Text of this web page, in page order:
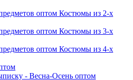
Костюмы из 2-х
Костюмы из 3-х
Костюмы из 4-х